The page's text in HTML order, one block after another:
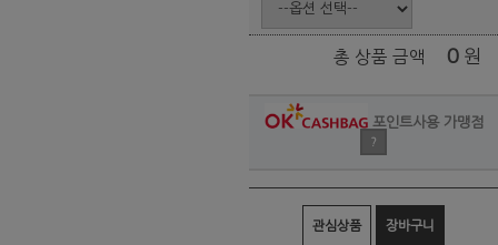
총 상품 금액 0 원
포인트사용 가맹점
?
관심상품 장바구니